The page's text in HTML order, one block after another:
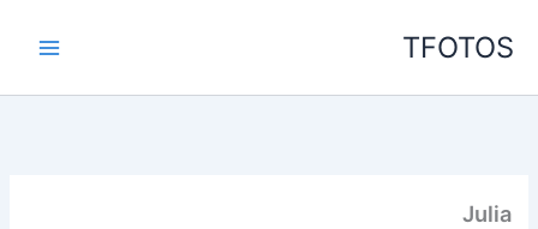
TFOTOS
Julia